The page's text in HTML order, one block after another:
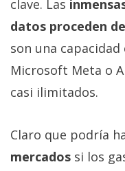
clave. Las
datos proceden
son una
Microsoft Meta o
casi ilimitados.
Claro que podría
mercados si los